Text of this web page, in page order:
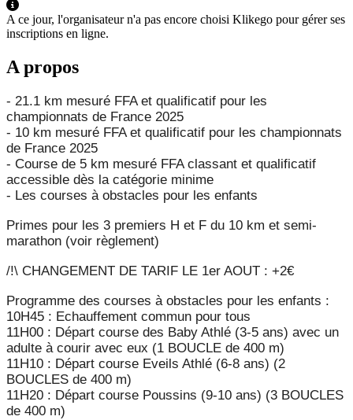
A ce jour, l'organisateur n'a pas encore choisi Klikego pour gérer ses
inscriptions en ligne.
A propos
- 21.1 km mesuré FFA et qualificatif pour les
championnats de France 2025
- 10 km mesuré FFA et qualificatif pour les championnats
de France 2025
- Course de 5 km mesuré FFA classant et qualificatif
accessible dès la catégorie minime
- Les courses à obstacles pour les enfants
Primes pour les 3 premiers H et F du 10 km et semi-
marathon (voir règlement)
/!\ CHANGEMENT DE TARIF LE 1er AOUT : +2€
Programme des courses à obstacles pour les enfants :
10H45 : Echauffement commun pour tous
11H00 : Départ course des Baby Athlé (3-5 ans) avec un
adulte à courir avec eux (1 BOUCLE de 400 m)
11H10 : Départ course Eveils Athlé (6-8 ans) (2
BOUCLES de 400 m)
11H20 : Départ course Poussins (9-10 ans) (3 BOUCLES
de 400 m)